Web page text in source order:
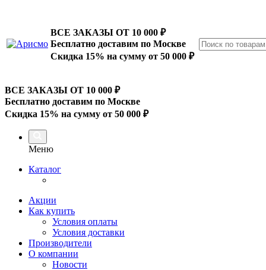
ВСЕ ЗАКАЗЫ ОТ 10 000 ₽
Бесплатно доставим по Москве
Скидка 15% на сумму от 50 000 ₽
ВСЕ ЗАКАЗЫ ОТ 10 000 ₽
Бесплатно доставим по Москве
Скидка 15% на сумму от 50 000 ₽
Меню
Каталог
Акции
Как купить
Условия оплаты
Условия доставки
Производители
О компании
Новости